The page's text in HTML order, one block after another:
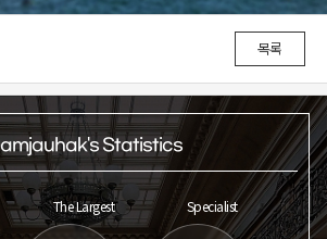
목록
Statistics
The Largest Specialist